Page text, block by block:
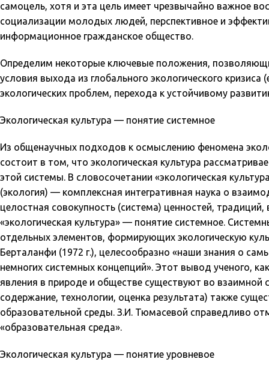
самоцель, хотя и эта цель имеет чрезвычайно важное
социализации молодых людей, перспективное и
информационное гражданское общество.
Определим некоторые ключевые положения,
условия выхода из глобального экологического
экологических проблем, перехода к устойчивому
Экологическая культура — понятие системное
Из общенаучных подходов к осмыслению феномена
состоит в том, что экологическая культура
этой системы. В словосочетании «экологическая
(экология) — комплексная интегративная наука о
целостная совокупность (система) ценностей,
«экологическая культура» — понятие системное.
отдельных элементов, формирующих экологическую
Берталанфи (1972 г.), целесообразно «наши знания о
немногих системных концепций». Этот вывод ученого,
явления в природе и обществе существуют во взаимной
содержание, технологии, оценка результата) также
образовательной среды. З.И. Тюмасевой справедливо
«образовательная среда».
Экологическая культура — понятие уровневое